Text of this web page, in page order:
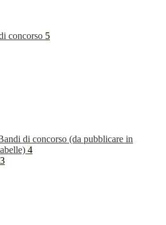
concorso 5
di concorso (da pubblicare in
4
3